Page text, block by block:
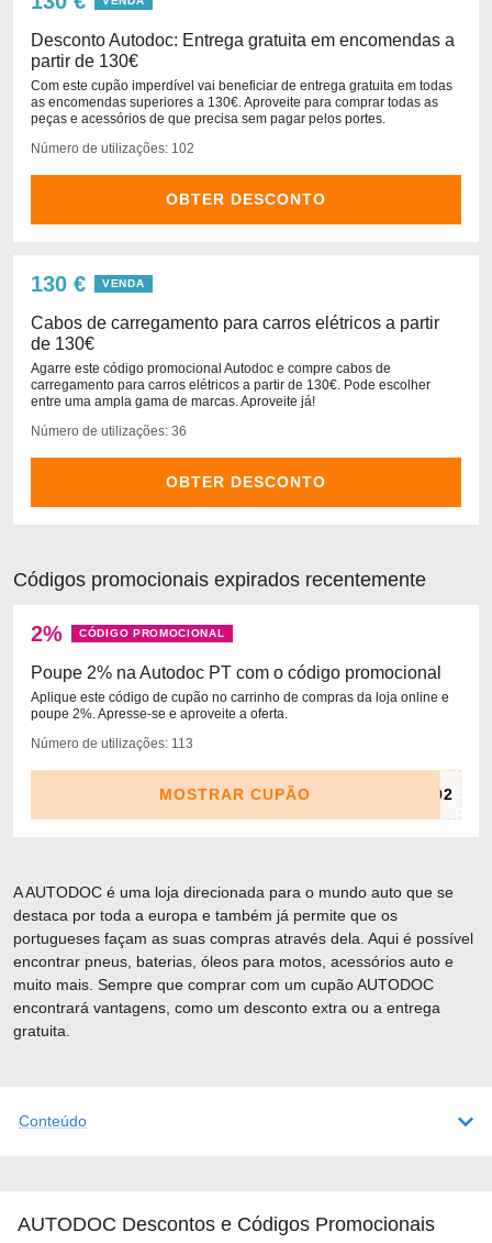
Desconto Autodoc: Entrega gratuita em encomendas a
partir de 130€
Com este cupão imperdível vai beneficiar de entrega gratuita em todas
as encomendas superiores a 130€. Aproveite para comprar todas as
peças e acessórios de que precisa sem pagar pelos portes.
Número de utilizações: 102
OBTER DESCONTO
130 € VENDA
Cabos de carregamento para carros elétricos a partir
de 130€
Agarre este código promocional Autodoc e compre cabos de
carregamento para carros elétricos a partir de 130€. Pode escolher
entre uma ampla gama de marcas. Aproveite já!
Número de utilizações: 36
OBTER DESCONTO
Códigos promocionais expirados recentemente
2% CÓDIGO PROMOCIONAL
Poupe 2% na Autodoc PT com o código promocional
Aplique este código de cupão no carrinho de compras da loja online e
poupe 2%. Apresse-se e aproveite a oferta.
Número de utilizações: 113
MOSTRAR CUPÃO
Conteúdo
AUTODOC Descontos e Códigos Promocionais
A AUTODOC é uma loja direcionada para o mundo auto que se
destaca por toda a europa e também já permite que os
portugueses façam as suas compras através dela. Aqui é possível
encontrar pneus, baterias, óleos para motos, acessórios auto e
muito mais. Sempre que comprar com um cupão AUTODOC
encontrará vantagens, como um desconto extra ou a entrega
gratuita.